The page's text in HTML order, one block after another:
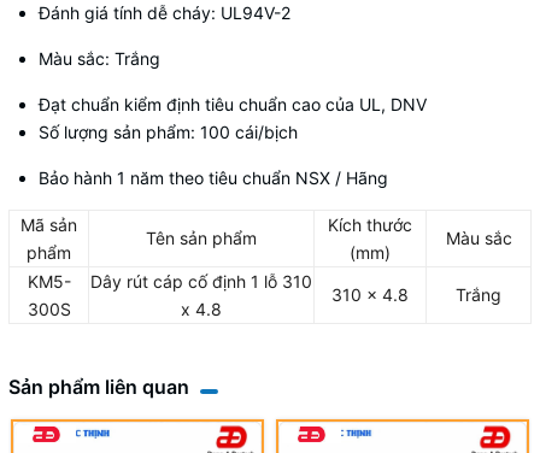
Đánh giá tính dễ cháy: UL94V-2
Màu sắc: Trắng
Đạt chuẩn kiểm định tiêu chuẩn cao của UL, DNV
Số lượng sản phẩm: 100 cái/bịch
Bảo hành 1 năm theo tiêu chuẩn NSX / Hãng
Mã sản
phẩm
Tên sản phẩm
Kích thước
(mm)
Màu sắc
KM5-
300S
Dây rút cáp cố định 1 lỗ 310
x 4.8
310 x 4.8 Trắng
Sản phẩm liên quan